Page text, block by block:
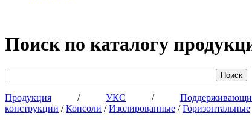
Поиск по каталогу
Продукция / УКС /
конструкции /Консоли /Изолированные /Горизонтальные